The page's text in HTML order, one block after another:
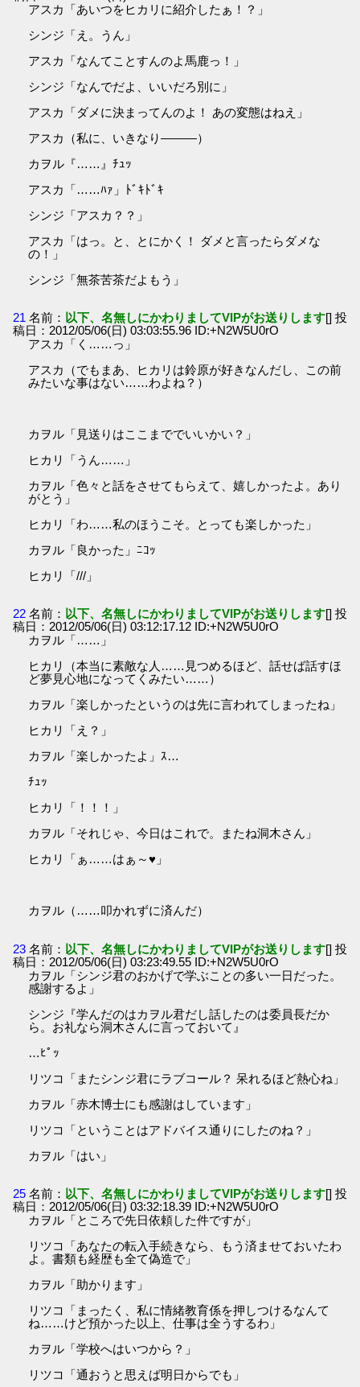
アスカ「あいつをヒカリに紹介したぁ！？」
シンジ「え。うん」
アスカ「なんてことすんのよ馬鹿っ！」
シンジ「なんでだよ、いいだろ別に」
アスカ「ダメに決まってんのよ！ あの変態はねえ」
アスカ（私に、いきなり―――）
カヲル『……』ﾁｭｯ
アスカ「……ﾊｧ」ﾄﾞｷﾄﾞｷ
シンジ「アスカ？？」
アスカ「はっ。と、とにかく！ ダメと言ったらダメな
の！」
シンジ「無茶苦茶だよもう」
21 名前： 以下、名無しにかわりましてVIPがお送りします[] 投
稿日：2012/05/06(日) 03:03:55.96 ID:+N2W5U0rO
アスカ「く……っ」
アスカ（でもまあ、ヒカリは鈴原が好きなんだし、この前
みたいな事はない……わよね？）
カヲル「見送りはここまででいいかい？」
ヒカリ「うん……」
カヲル「色々と話をさせてもらえて、嬉しかったよ。あり
がとう」
ヒカリ「わ……私のほうこそ。とっても楽しかった」
カヲル「良かった」ﾆｺｯ
ヒカリ「///」
22 名前： 以下、名無しにかわりましてVIPがお送りします[] 投
稿日：2012/05/06(日) 03:12:17.12 ID:+N2W5U0rO
カヲル「……」
ヒカリ（本当に素敵な人……見つめるほど、話せば話すほ
ど夢見心地になってくみたい……）
カヲル「楽しかったというのは先に言われてしまったね」
ヒカリ「え？」
カヲル「楽しかったよ」ｽ…
ﾁｭｯ
ヒカリ「！！！」
カヲル「それじゃ、今日はこれで。またね洞木さん」
ヒカリ「ぁ……はぁ～♥」
カヲル（……叩かれずに済んだ）
23 名前： 以下、名無しにかわりましてVIPがお送りします[] 投
稿日：2012/05/06(日) 03:23:49.55 ID:+N2W5U0rO
カヲル「シンジ君のおかげで学ぶことの多い一日だった。
感謝するよ」
シンジ『学んだのはカヲル君だし話したのは委員長だか
ら。お礼なら洞木さんに言っておいて』
…ﾋﾟｯ
リツコ「またシンジ君にラブコール？ 呆れるほど熱心ね」
カヲル「赤木博士にも感謝はしています」
リツコ「ということはアドバイス通りにしたのね？」
カヲル「はい」
25 名前： 以下、名無しにかわりましてVIPがお送りします[] 投
稿日：2012/05/06(日) 03:32:18.39 ID:+N2W5U0rO
カヲル「ところで先日依頼した件ですが」
リツコ「あなたの転入手続きなら、もう済ませておいたわ
よ。書類も経歴も全て偽造で」
カヲル「助かります」
リツコ「まったく、私に情緒教育係を押しつけるなんて
ね……けど預かった以上、仕事は全うするわ」
カヲル「学校へはいつから？」
リツコ「通おうと思えば明日からでも」